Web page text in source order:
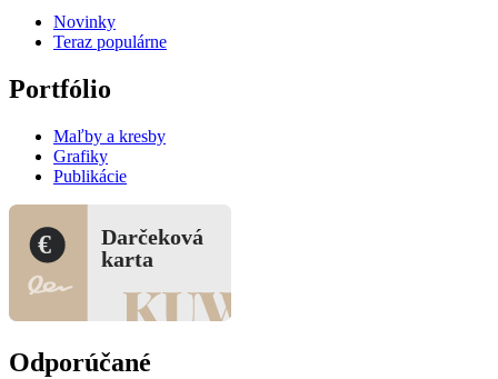
Novinky
Teraz populárne
Portfólio
Maľby a kresby
Grafiky
Publikácie
Darčeková
karta
€
Odporúčané